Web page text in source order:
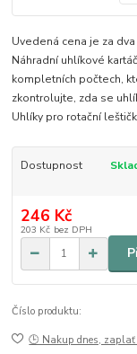
Uvedená cena je za
Náhradní uhlíkové
kompletních počtech,
zkontrolujte, zda se
Uhlíky pro rotační
Dostupnost
246 Kč
203 Kč bez DPH
Číslo produktu:
🕒 Nakup dnes,